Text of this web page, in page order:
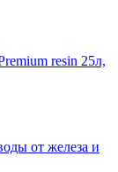
resin 25л,
от железа и